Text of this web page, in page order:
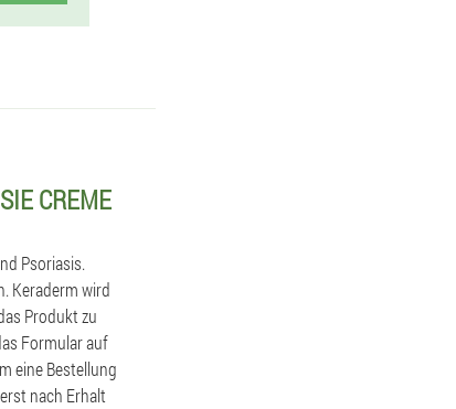
CREME
Psoriasis.
Keraderm wird
Produkt zu
Formular auf
eine Bestellung
nach Erhalt